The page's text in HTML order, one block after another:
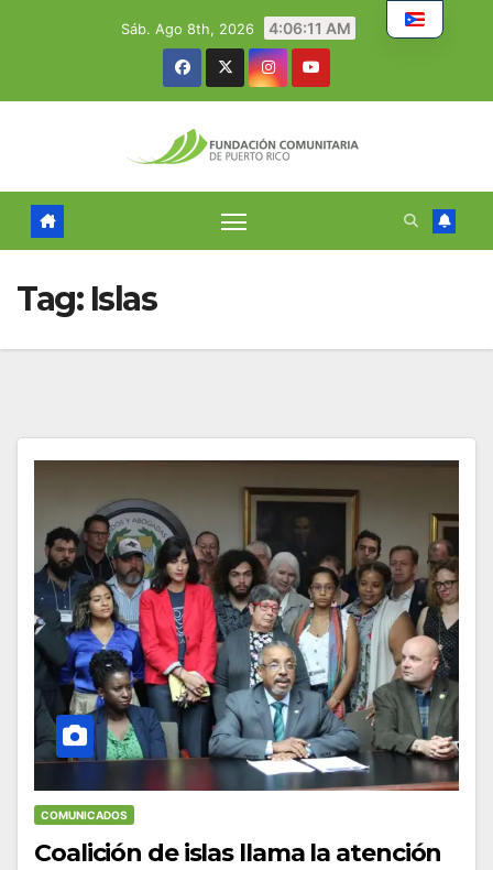
Sáb. Ago 8th, 2026 4:06:12 AM
Tag: Islas
COMUNICADOS
Coalición de islas llama la atención